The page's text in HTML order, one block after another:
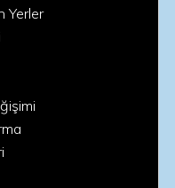
Yerler